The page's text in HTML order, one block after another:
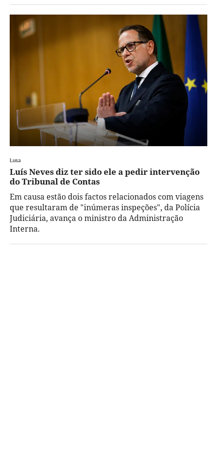
Lusa
Luís Neves diz ter sido ele a pedir intervenção
do Tribunal de Contas
Em causa estão dois factos relacionados com viagens
que resultaram de "inúmeras inspeções", da Polícia
Judiciária, avança o ministro da Administração
Interna.